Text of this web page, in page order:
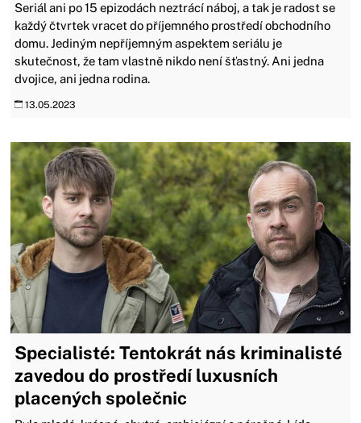
Seriál ani po 15 epizodách neztrácí náboj, a tak je radost se
každý čtvrtek vracet do příjemného prostředí obchodního
domu. Jediným nepříjemným aspektem seriálu je
skutečnost, že tam vlastně nikdo není šťastný. Ani jedna
dvojice, ani jedna rodina.
13.05.2023
Specialisté: Tentokrát nás kriminalisté
zavedou do prostředí luxusních
placených společnic